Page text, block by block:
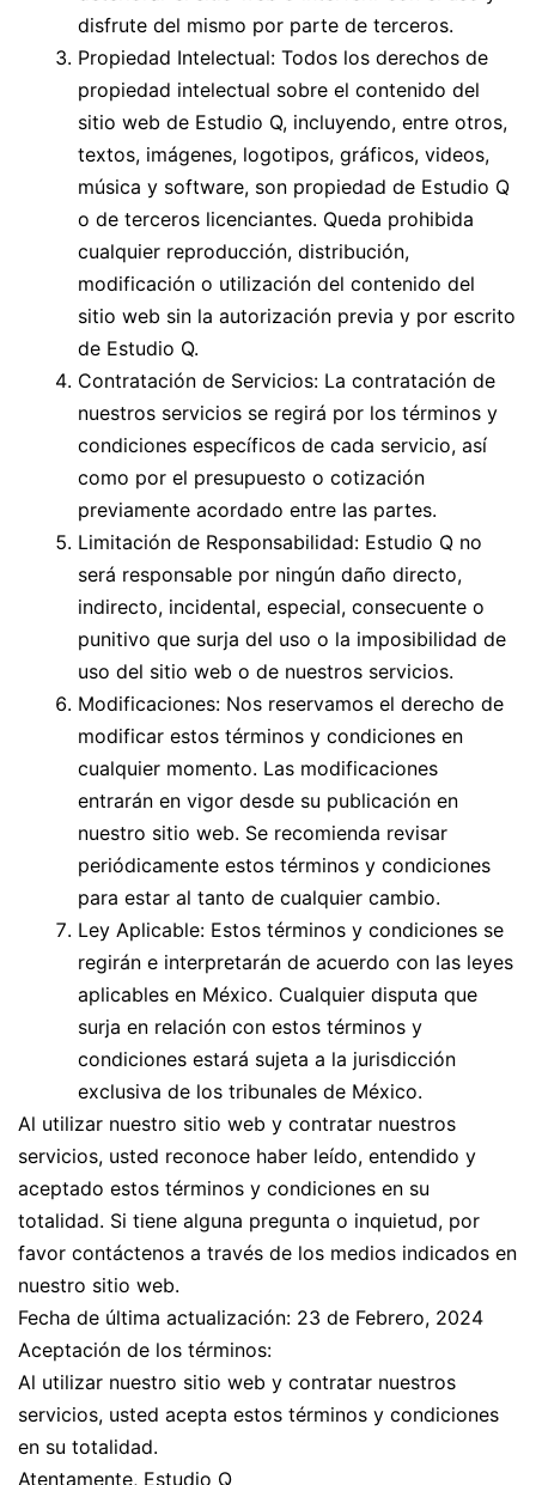
disfrute del mismo por parte de terceros.
Propiedad Intelectual: Todos los derechos de
propiedad intelectual sobre el contenido del
sitio web de Estudio Q, incluyendo, entre otros,
textos, imágenes, logotipos, gráficos, videos,
música y software, son propiedad de Estudio Q
o de terceros licenciantes. Queda prohibida
cualquier reproducción, distribución,
modificación o utilización del contenido del
sitio web sin la autorización previa y por escrito
de Estudio Q.
Contratación de Servicios: La contratación de
nuestros servicios se regirá por los términos y
condiciones específicos de cada servicio, así
como por el presupuesto o cotización
previamente acordado entre las partes.
Limitación de Responsabilidad: Estudio Q no
será responsable por ningún daño directo,
indirecto, incidental, especial, consecuente o
punitivo que surja del uso o la imposibilidad de
uso del sitio web o de nuestros servicios.
Modificaciones: Nos reservamos el derecho de
modificar estos términos y condiciones en
cualquier momento. Las modificaciones
entrarán en vigor desde su publicación en
nuestro sitio web. Se recomienda revisar
periódicamente estos términos y condiciones
para estar al tanto de cualquier cambio.
Ley Aplicable: Estos términos y condiciones se
regirán e interpretarán de acuerdo con las leyes
aplicables en México. Cualquier disputa que
surja en relación con estos términos y
condiciones estará sujeta a la jurisdicción
exclusiva de los tribunales de México.
Al utilizar nuestro sitio web y contratar nuestros
servicios, usted reconoce haber leído, entendido y
aceptado estos términos y condiciones en su
totalidad. Si tiene alguna pregunta o inquietud, por
favor contáctenos a través de los medios indicados en
nuestro sitio web.
Fecha de última actualización: 23 de Febrero, 2024
Aceptación de los términos:
Al utilizar nuestro sitio web y contratar nuestros
servicios, usted acepta estos términos y condiciones
en su totalidad.
Atentamente, Estudio Q